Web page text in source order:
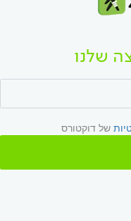
שלנו
של דוקטורס